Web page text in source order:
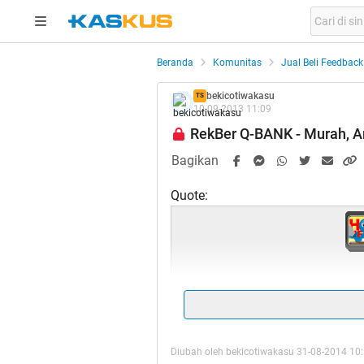
Beranda Komunitas Jual Beli
TS bekicotiwakasu
10-09-2013 11:09
RekBer Q-BANK - Murah,
Bagikan
Quote:
Diubah oleh bekicotiwakasu 31-08-2014